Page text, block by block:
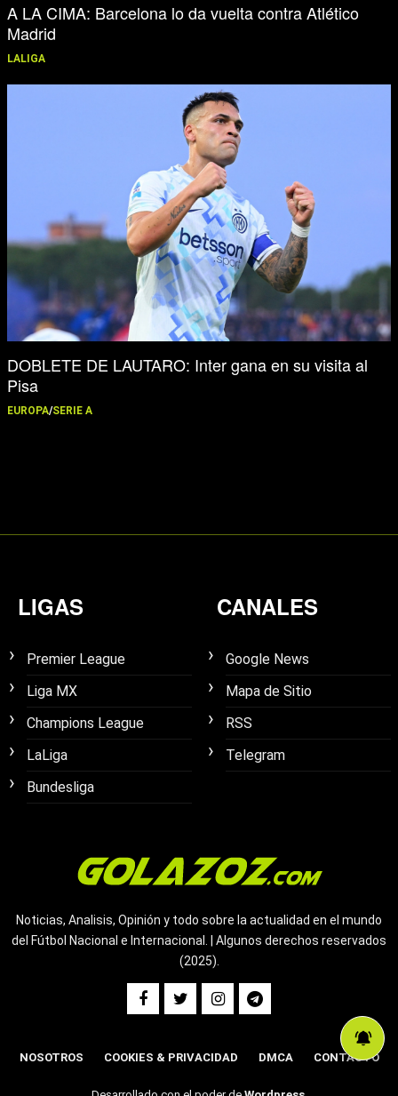
A LA CIMA: Barcelona lo da vuelta contra Atlético
Madrid
LALIGA
DOBLETE DE LAUTARO: Inter gana en su visita al
Pisa
EUROPA/SERIE A
LIGAS
Premier League
Liga MX
Champions League
LaLiga
Bundesliga
CANALES
Google News
Mapa de Sitio
RSS
Telegram
Noticias, Analisis, Opinión y todo sobre la actualidad en el mundo
del Fútbol Nacional e Internacional. | Algunos derechos reservados
(2025).
NOSOTROS COOKIES & PRIVACIDAD DMCA CONTACTO